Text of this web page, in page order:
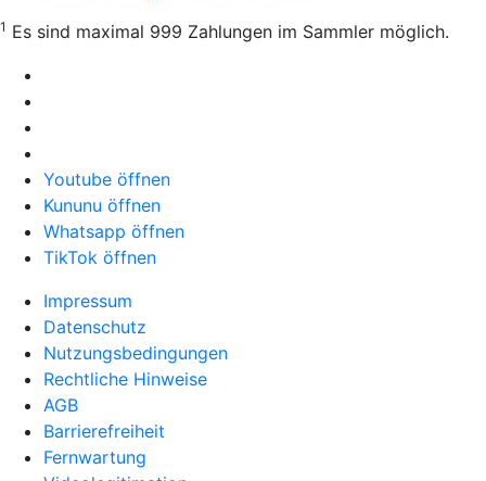
1 Es sind maximal 999 Zahlungen im Sammler möglich.
Youtube öffnen
Kununu öffnen
Whatsapp öffnen
TikTok öffnen
Impressum
Datenschutz
Nutzungsbedingungen
Rechtliche Hinweise
AGB
Barrierefreiheit
Fernwartung